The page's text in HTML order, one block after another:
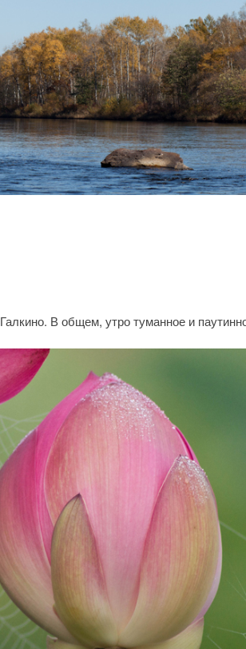
В общем, утро туманное и